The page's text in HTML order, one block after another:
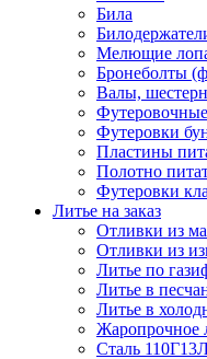
Била
Мелющие
Бронеболты
Валы,
Футеровки
Пластины
Полотно
Футеровки
Литье на заказ
Отливки из
Отливки из
Литье по
Литье в
Литье в
Жаропрочное
Сталь